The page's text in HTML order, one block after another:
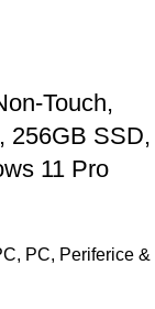
Touch,
256GB SSD,
11 Pro
, PC, Periferice &